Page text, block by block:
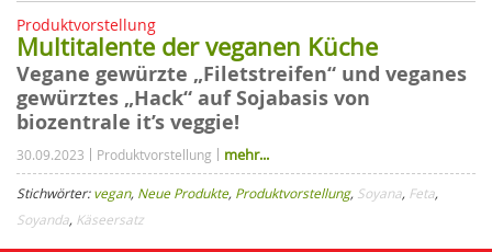
Produktvorstellung
Multitalente der veganen Küche
Vegane gewürzte „Filetstreifen“ und veganes
gewürztes „Hack“ auf Sojabasis von
biozentrale it’s veggie!
30.09.2023 Produktvorstellung mehr...
Stichwörter:vegan, Neue Produkte, Produktvorstellung, Soyana, Feta,
Soyanda, Käseersatz